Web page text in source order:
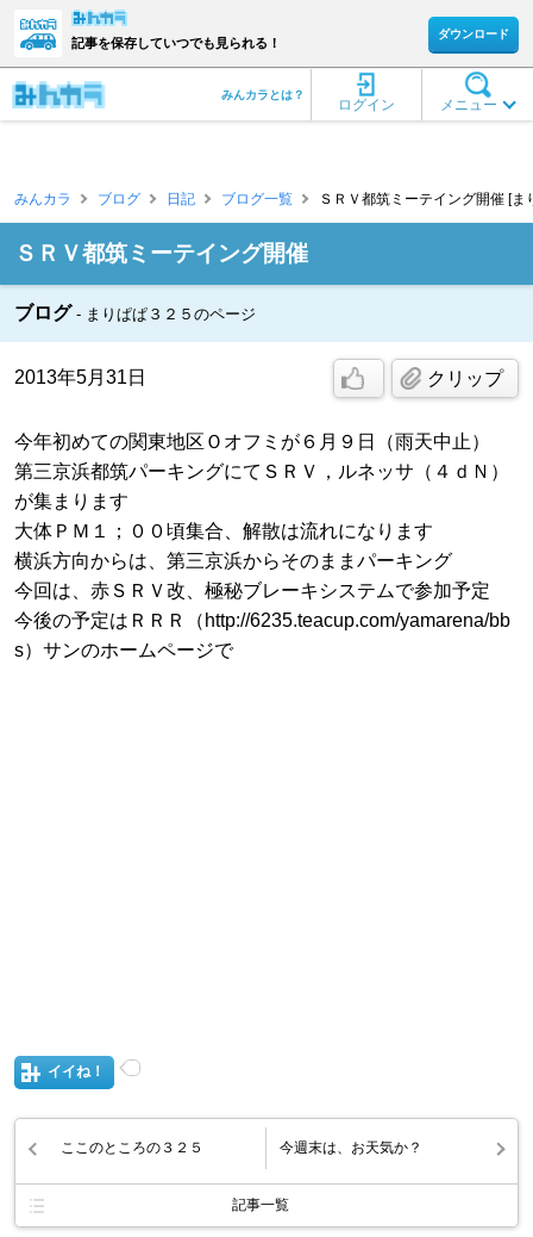
記事を保存していつでも見られる！
ダウンロード
メニュー
ログイン
みんカラとは？
みんカラ ブログ 日記 ブログ一覧 ＳＲＶ都筑ミーテイング開催 [ま
ＳＲＶ都筑ミーテイング開催
ブログ まりぱぱ３２５のページ
2013年5月31日 クリップ
今年初めての関東地区Ｏオフミが６月９日（雨天中止）
第三京浜都筑パーキングにてＳＲＶ，ルネッサ（４ｄＮ）
が集まります
大体ＰＭ１；００頃集合、解散は流れになります
横浜方向からは、第三京浜からそのままパーキング
今回は、赤ＳＲＶ改、極秘ブレーキシステムで参加予定
今後の予定はＲＲＲ（http://6235.teacup.com/yamarena/bb
s）サンのホームページで
イイね！
ここのところの３２５ 今週末は、お天気か？
記事一覧